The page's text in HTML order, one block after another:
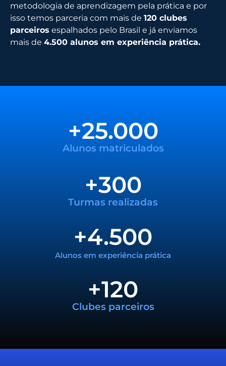
metodologia de aprendizagem pela prática e por
isso temos parceria com mais de 120 clubes
parceiros espalhados pelo Brasil e já enviamos
mais de 4.500 alunos em experiência prática.
Alunos matriculados
+25.000
Turmas realizadas
+300
Alunos em experiência prática
+4.500
Clubes parceiros
+120